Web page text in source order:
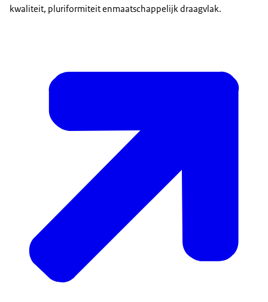
kwaliteit, pluriformiteit enmaatschappelijk draagvlak.